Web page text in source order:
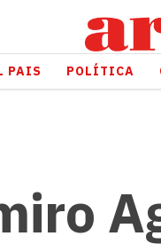
PAIS POLÍTICA